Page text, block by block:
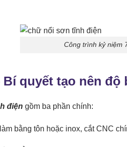
Công trình kỷ niệm
quyết tạo nên độ
điện gồm ba phần chính:
bằng tôn hoặc inox, cắt CNC